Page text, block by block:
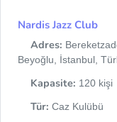
Nardis Jazz Club
Adres:
Beyoğlu, İstanbul,
Kapasite: 120 kişi
Tür: Caz Kulübü